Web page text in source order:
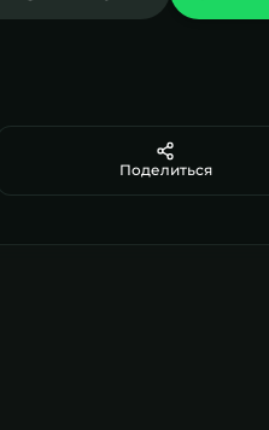
Поделиться